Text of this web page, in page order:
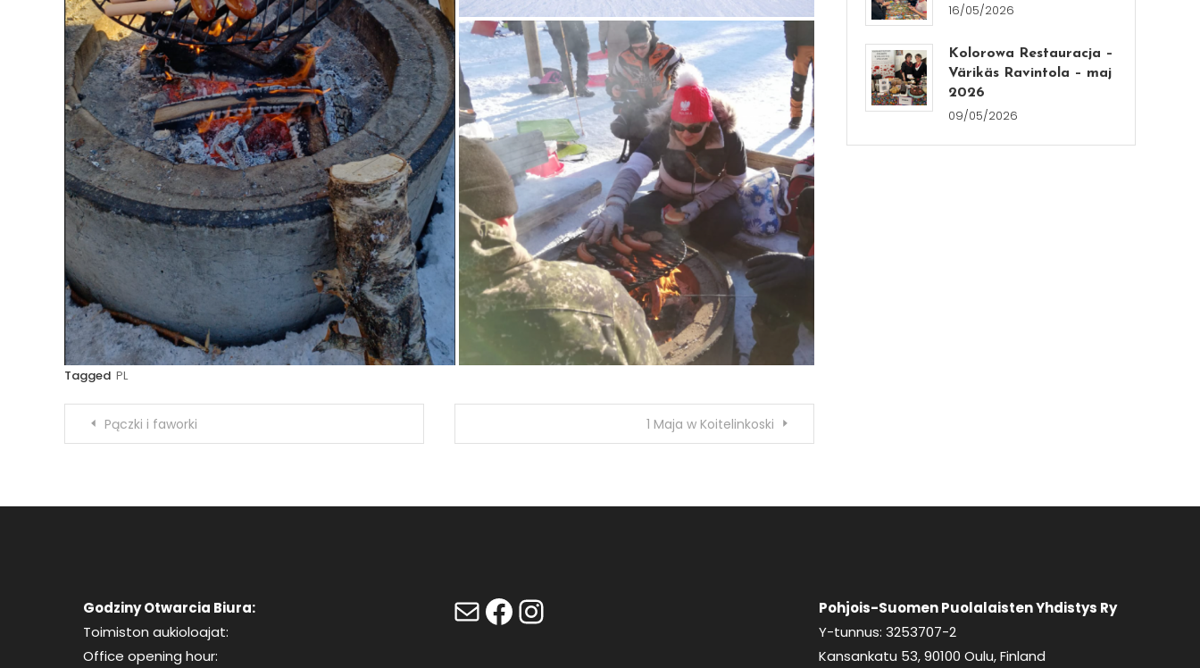
Tagged PL
Nawigacja
Pączki i faworki 1 Maja w Koitelinkoski
16/05/2026
Kolorowa Restauracja –
Värikäs Ravintola – maj
2026
09/05/2026
Godziny Otwarcia Biura:
Toimiston aukioloajat:
Office opening hour:
MailFacebook
Instagram
Pohjois-Suomen Puolalaisten Yhdistys Ry
Y-tunnus: 3253707-2
Kansankatu 53, 90100 Oulu, Finland